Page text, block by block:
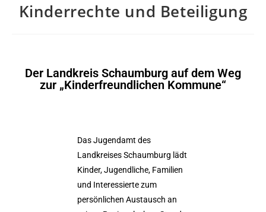
Kinderrechte und Beteiligung
Der Landkreis Schaumburg auf dem Weg
zur „Kinderfreundlichen Kommune“
Das Jugendamt des
Landkreises Schaumburg lädt
Kinder, Jugendliche, Familien
und Interessierte zum
persönlichen Austausch an